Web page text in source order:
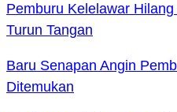
Pemburu Kelelawar
Turun Tangan
Baru Senapan Angin
Ditemukan